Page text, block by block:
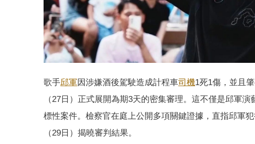
歌手邱軍因涉嫌酒後駕駛造成計程車司機1死1傷，並且
（27日）正式展開為期3天的密集審理。這不僅是邱軍
標性案件。檢察官在庭上公開多項關鍵證據，直指邱軍
（29日）揭曉審判結果。